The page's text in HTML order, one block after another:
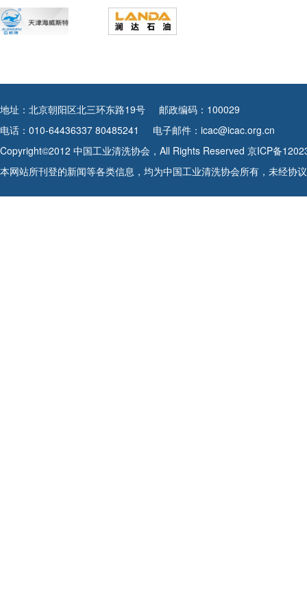
地址：北京朝阳区北三环东路19号
邮政编码：100029
电话：010-64436337 80485241
电子邮件：icac@icac.org.cn
Copyright©2012 中国工业清洗协会，All Rights Reserved 京ICP备
本网站所刊登的新闻等各类信息，均为中国工业清洗协会所有，未经协